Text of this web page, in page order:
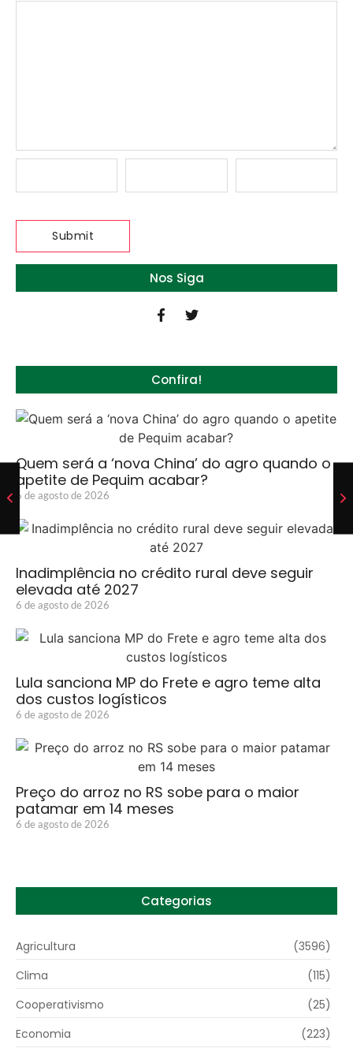
Nos Siga
Confira!
Quem será a ‘nova China’ do agro quando o
apetite de Pequim acabar?
6 de agosto de 2026
Inadimplência no crédito rural deve seguir
elevada até 2027
6 de agosto de 2026
Lula sanciona MP do Frete e agro teme alta
dos custos logísticos
6 de agosto de 2026
Preço do arroz no RS sobe para o maior
patamar em 14 meses
6 de agosto de 2026
Categorias
Agricultura
(3596)
Clima
(115)
Cooperativismo
(25)
Economia
(223)